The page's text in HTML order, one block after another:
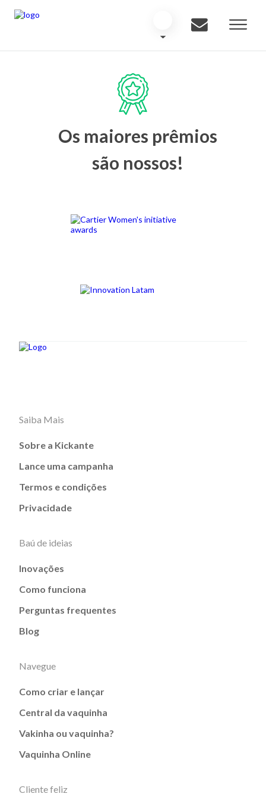
Os maiores prêmios
são nossos!
Saiba Mais
Sobre a Kickante
Lance uma campanha
Termos e condições
Privacidade
Baú de ideias
Inovações
Como funciona
Perguntas frequentes
Blog
Navegue
Como criar e lançar
Central da vaquinha
Vakinha ou vaquinha?
Vaquinha Online
Cliente feliz